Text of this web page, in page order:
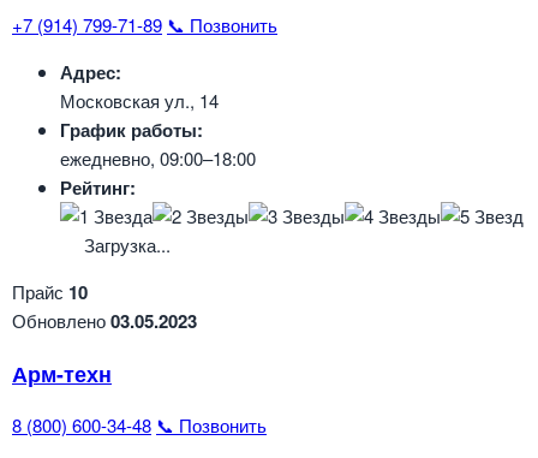
+7 (914) 799-71-89 📞 Позвонить
Адрес:
Московская ул., 14
График работы:
ежедневно, 09:00–18:00
Рейтинг:
Загрузка...
Прайс 10
Обновлено03.05.2023
Арм-техн
8 (800) 600-34-48 📞 Позвонить